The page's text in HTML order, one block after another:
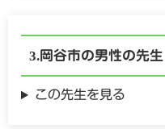
岡谷市の男性の先生
この先生を見る